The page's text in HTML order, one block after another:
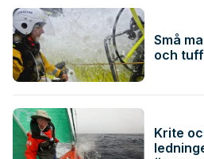
Små
och
Krite